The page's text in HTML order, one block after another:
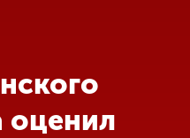
оценил